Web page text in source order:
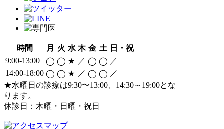
時間 月 火 水 木 金 土 日・祝
9:00-13:00
◯ ◯ ★ ／ ◯ ◯ ／
14:00-18:00 ◯ ◯ ★ ／ ◯ ◯ ／
★水曜日の診療は9:30〜13:00、14:30～19:00とな
ります。
休診日：木曜・日曜・祝日